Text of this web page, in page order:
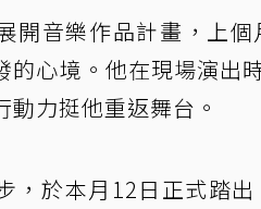
開音樂作品計畫，上
的心境。他在現場演出
動力挺他重返舞台。
，於本月12日正式踏